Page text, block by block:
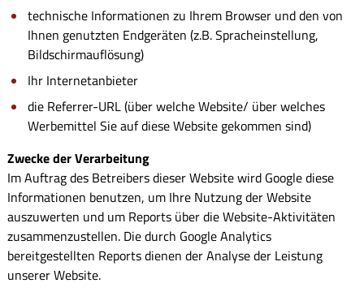
technische Informationen zu Ihrem Browser und den von
Ihnen genutzten Endgeräten (z.B. Spracheinstellung,
Bildschirmauflösung)
Ihr Internetanbieter
die Referrer-URL (über welche Website/ über welches
Werbemittel Sie auf diese Website gekommen sind)
Zwecke der Verarbeitung
Im Auftrag des Betreibers dieser Website wird Google diese
Informationen benutzen, um Ihre Nutzung der Website
auszuwerten und um Reports über die Website-Aktivitäten
zusammenzustellen. Die durch Google Analytics
bereitgestellten Reports dienen der Analyse der Leistung
unserer Website.